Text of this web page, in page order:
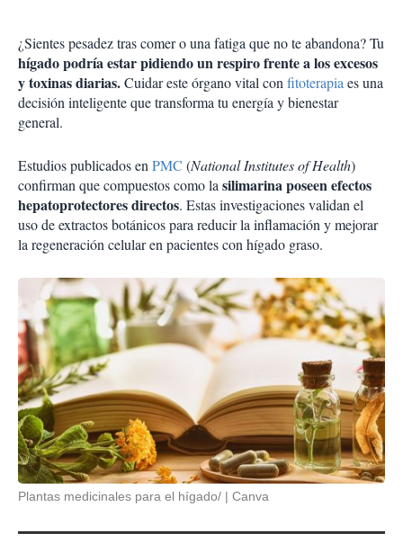
¿Sientes pesadez tras comer o una fatiga que no te abandona? Tu
hígado podría estar pidiendo un respiro frente a los excesos
y toxinas diarias.Cuidar este órgano vital confitoterapiaes una
decisión inteligente que transforma tu energía y bienestar
general.
Estudios publicados enPMC (National Institutes of Health)
confirman que compuestos como lasilimarina poseen efectos
hepatoprotectores directos. Estas investigaciones validan el
uso de extractos botánicos para reducir la inflamación y mejorar
la regeneración celular en pacientes con hígado graso.
Plantas medicinales para el hígado/ Canva